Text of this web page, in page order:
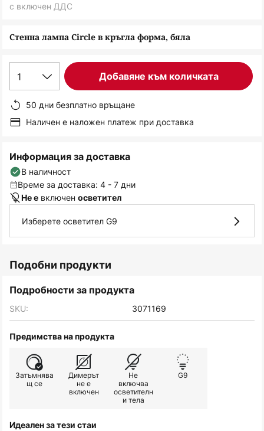
снимки
Стенна лампа Circle в кръгла форма, бяла
с включен ДДС
1 Добавяне към количката
50 дни безплатно връщане
Наличен е наложен платеж при доставка
Информация за доставка
В наличност
Време за доставка: 4 - 7 дни
Не е включен осветител
Изберете осветител G9
Подобни продукти
Подробности за продукта
SKU: 3071169
Предимства на продукта
Затъмнява
щ се
Димерът
не е
включен
Не
включва
осветителн
и тела
G9
Идеален за тези стаи